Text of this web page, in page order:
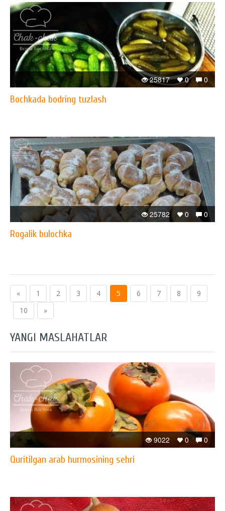
0
0
25817
Bochkada bodring tuzlash
0
0
25782
Rogalik bulochka
« 1 2 3 4 5 6 7 8
9
10
»
YANGI MASLAHATLAR
0
0
9022
Quritilgan arab hurmosining sehri